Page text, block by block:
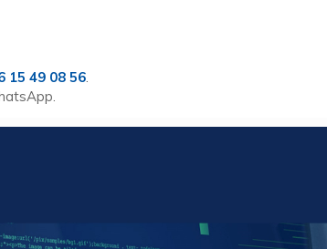
15 49 08 56.